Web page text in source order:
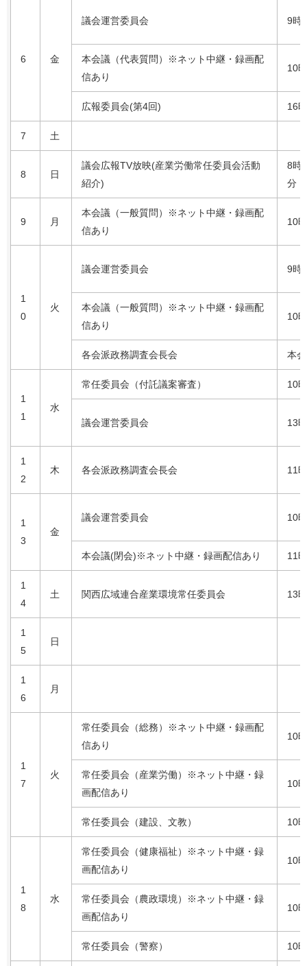
6 金
議会運営委員会 9時
本会議（代表質問）※ネット中継・録画配
信あり
10
広報委員会(第4回) 16
7 土
8 日
議会広報TV放映(産業労働常任委員会活動
紹介)
8時
分
9 月
本会議（一般質問）※ネット中継・録画配
信あり
10
1
0
火
議会運営委員会 9時
本会議（一般質問）※ネット中継・録画配
信あり
10
各会派政務調査会長会 本
1
1
水
常任委員会（付託議案審査） 10
議会運営委員会 13
1
2
木 各会派政務調査会長会 11
1
3
金
議会運営委員会 10
本会議(閉会)※ネット中継・録画配信あり 11
1
4
土 関西広域連合産業環境常任委員会 13
1
5
日
1
6
月
1
7
火
常任委員会（総務）※ネット中継・録画配
信あり
10
常任委員会（産業労働）※ネット中継・録
画配信あり
10
常任委員会（建設、文教） 10
1
8
水
常任委員会（健康福祉）※ネット中継・録
画配信あり
10
常任委員会（農政環境）※ネット中継・録
画配信あり
10
常任委員会（警察） 10